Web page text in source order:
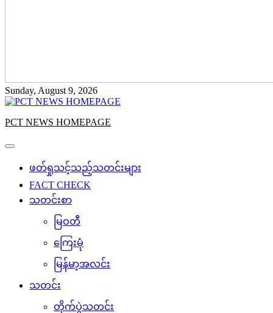
Sunday, August 9, 2026
PCT NEWS HOMEPAGE
ဖတ်ရှုသင့်သည့်သတင်းများ
FACT CHECK
သတင်းစာ
မြဝတီ
ကြေးမုံ
မြန်မာ့အလင်း
သတင်း
တိုက်ပွဲသတင်း